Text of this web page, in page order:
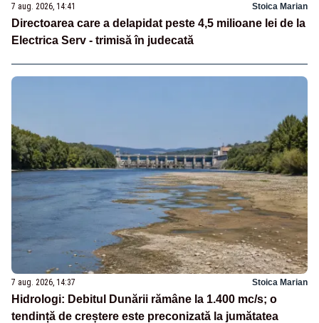
7 aug. 2026, 14:41 Stoica Marian
Directoarea care a delapidat peste 4,5 milioane lei de la
Electrica Serv - trimisă în judecată
7 aug. 2026, 14:37 Stoica Marian
Hidrologi: Debitul Dunării rămâne la 1.400 mc/s; o
tendință de creștere este preconizată la jumătatea